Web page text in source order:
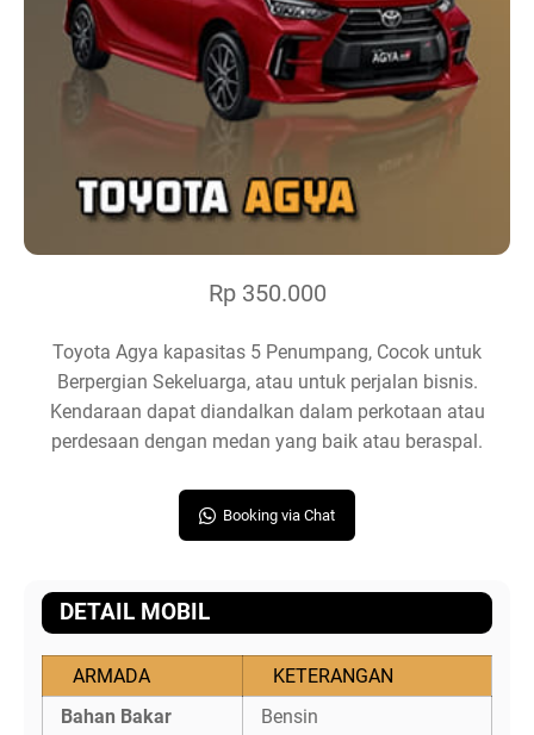
Rp 350.000
Toyota Agya kapasitas 5 Penumpang, Cocok untuk
Berpergian Sekeluarga, atau untuk perjalan bisnis.
Kendaraan dapat diandalkan dalam perkotaan atau
perdesaan dengan medan yang baik atau beraspal.
Booking via Chat
DETAIL MOBIL
ARMADA
KETERANGAN
Bahan Bakar
Bensin